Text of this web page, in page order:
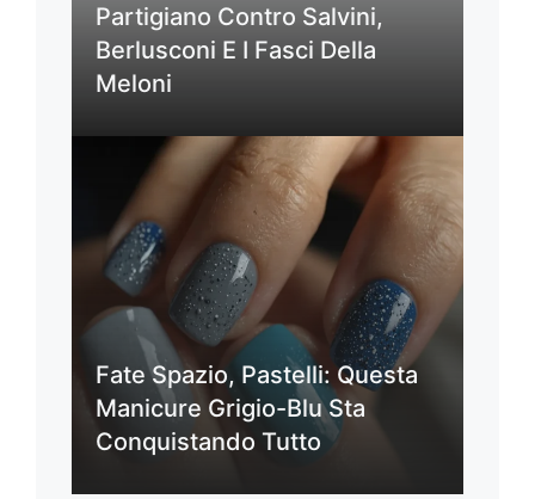
Partigiano Contro Salvini,
Berlusconi E I Fasci Della
Meloni
Fate Spazio, Pastelli: Questa
Manicure Grigio-Blu Sta
Conquistando Tutto